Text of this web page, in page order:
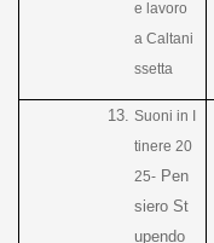
e lavoro
a Caltani
ssetta
Suoni in I
tinere 20
25- Pen
siero St
upendo